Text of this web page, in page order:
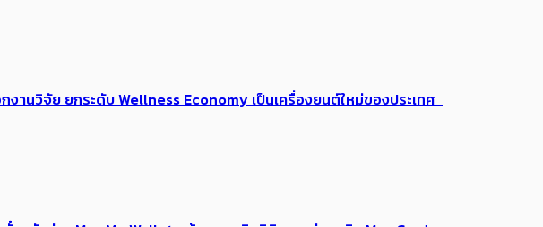
านวิจัย ยกระดับ Wellness Economy เป็นเครื่องยนต์ใหม่ของประเทศ